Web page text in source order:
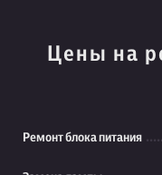
Цены на
Ремонт блока питания